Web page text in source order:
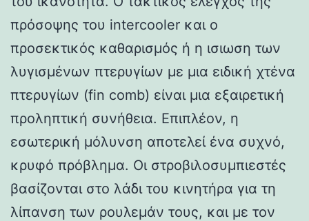
πρόσοψης του intercooler και ο
προσεκτικός καθαρισμός ή η ισιωση των
λυγισμένων πτερυγίων με μια ειδική χτένα
πτερυγίων (fin comb) είναι μια εξαιρετική
προληπτική συνήθεια. Επιπλέον, η
εσωτερική μόλυνση αποτελεί ένα συχνό,
κρυφό πρόβλημα. Οι στροβιλοσυμπιεστές
βασίζονται στο λάδι του κινητήρα για τη
λίπανση των ρουλεμάν τους, και με τον